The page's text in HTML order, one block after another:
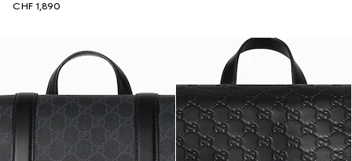
CHF 1,890